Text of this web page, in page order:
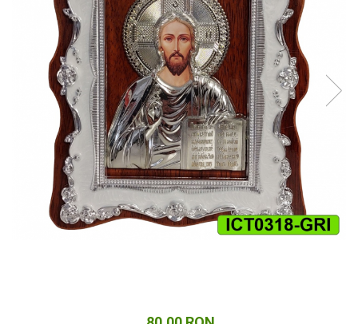
Cuverturi bumbac
Cuverturi catifea
Huse de protecție
Huse de protectie pat finet
Huse de protecție scaun
Prosoape
Prosoape de baie
Electrocasnice
Cântare electronice
Produse de cult religios